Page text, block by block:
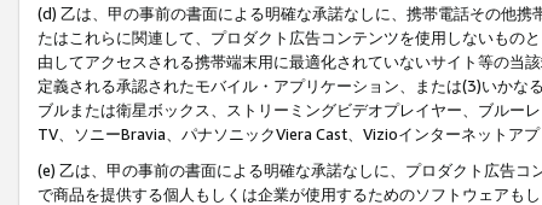
(d) 乙は、甲の事前の書面による明確な承諾なしに、携帯電話その他
たはこれらに関連して、プロダクト広告コンテンツを使用しないもの
由してアクセスされる携帯端末用に最適化されていないサイト等の当
定義される承認されたモバイル・アプリケーション、または(3)いか
ブルまたは衛星ボックス、ストリーミングビデオプレイヤー、ブルー
TV、ソニーBravia、パナソニックViera Cast、Vizioインターネットア
(e) 乙は、甲の事前の書面による明確な承諾なしに、プロダクト広告
で商品を提供する個人もしくは企業が使用するためのソフトウェアも